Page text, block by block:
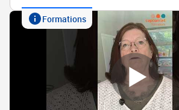
Formations